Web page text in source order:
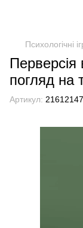
Психологічні
Перверсія
погляд на
Артикул: